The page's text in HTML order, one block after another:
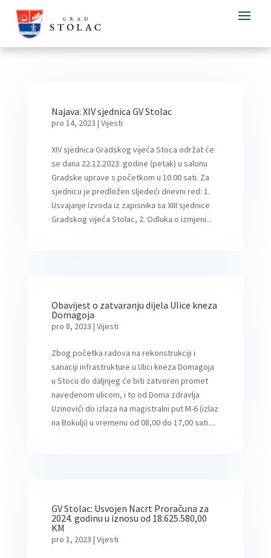
Najava: XIV sjednica GV Stolac
pro 14, 2023 | Vijesti
XIV sjednica Gradskog vijeća Stoca održat će
se dana 22.12.2023. godine (petak) u salonu
Gradske uprave s početkom u 10.00 sati. Za
sjednicu je predložen sljedeći dnevni red: 1.
Usvajanje Izvoda iz zapisnika sa XIII sjednice
Gradskog vijeća Stolac, 2. Odluka o izmjeni...
Obavijest o zatvaranju dijela Ulice kneza
Domagoja
pro 8, 2023 | Vijesti
Zbog početka radova na rekonstrukciji i
sanaciji infrastrukture u Ulici kneza Domagoja
u Stocu do daljnjeg će biti zatvoren promet
navedenom ulicom, i to od Doma zdravlja
Uzinovići do izlaza na magistralni put M-6 (izlaz
na Bokulji) u vremenu od 08,00 do 17,00 sati....
GV Stolac: Usvojen Nacrt Proračuna za
2024. godinu u iznosu od 18.625.580,00
KM
pro 1, 2023 | Vijesti